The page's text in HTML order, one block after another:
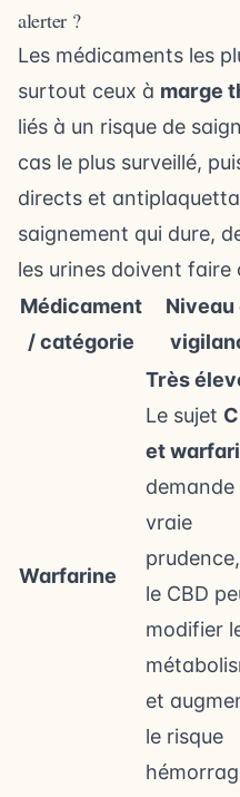
alerter ?
Les médicaments les
surtout ceux à marge
liés à un risque de
cas le plus surveillé,
directs et
saignement qui dure,
les urines doivent faire
Médicament
/ catégorie
Niveau
Warfarine
Très
Le sujet
et
demande
vraie
le CBD
modifier
et
le risque